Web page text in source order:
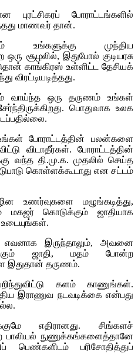
புரட்சிகரப் போராட்டங்களில்
மாணவர் தான்.
உங்களுக்கு முந்திய
சூழலில், இதுபோல் குடியரசு
காங்கிரஸ் உள்ளிட்ட தேசியக்
விரட்டியடித்தது.
வாய்ந்த ஒரு தருணம் உங்கள்
பொதுவாக உலக
போராட்டத்தின் பலன்களை
விடாதீர்கள். போராட்டத்தின்
வந்த தி.மு.க. முதலில் செய்த
கொள்ளக்கூடாது என சட்டம்
உணர்வுகளை மழுங்கடித்து,
மகஜர் கொடுக்கும் ஜாதியாக
உடையுங்கள்.
இருந்தாலும், அவனை
ஜாதி, மதம் போன்ற
இதுதான் தருணம்.
களம் காணுங்கள்.
இராணுவ நடவடிக்கை என்பது
எதிரானது. சிங்களச்
பாலியல் நுணுக்கங்களைத்தானே
பெண்களிடம் பரிசோதித்துப்